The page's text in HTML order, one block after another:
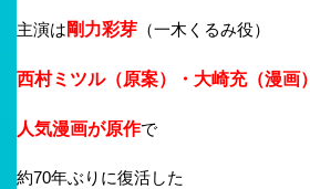
主演は剛力彩芽 （一木くるみ役）
西村ミツル（原案）・大崎充（漫画）
人気漫画が原作で
約70年ぶりに復活した